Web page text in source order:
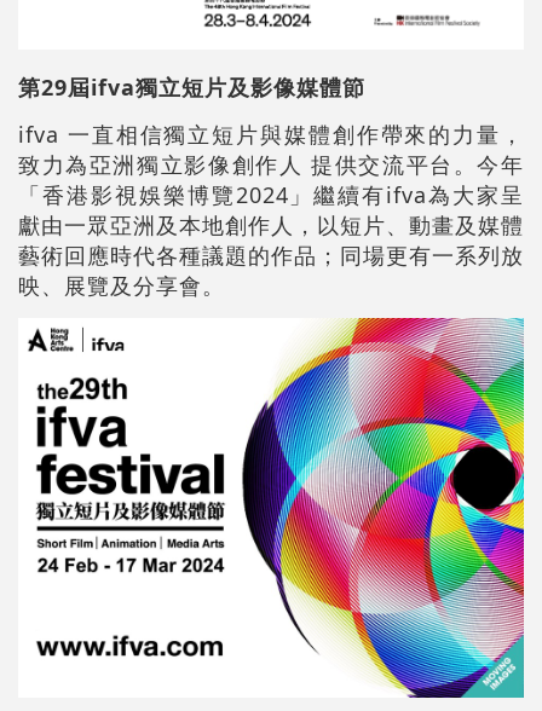
第29屆ifva獨立短片及影像媒體節
ifva 一直相信獨立短片與媒體創作帶來的力量，
致力為亞洲獨立影像創作人 提供交流平台。今年
「香港影視娛樂博覽2024」繼續有ifva為大家呈
獻由一眾亞洲及本地創作人，以短片、動畫及媒體
藝術回應時代各種議題的作品；同場更有一系列放
映、展覽及分享會。